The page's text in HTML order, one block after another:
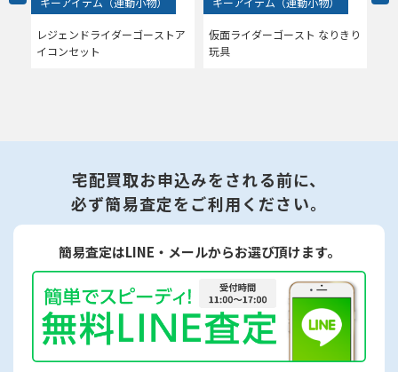
レジェンドライダーゴーストア
イコンセット
仮面ライダーゴースト なりきり
玩具
宅配買取お申込みをされる前に、
必ず簡易査定をご利用ください。
簡易査定はLINE・メールからお選び頂けます。